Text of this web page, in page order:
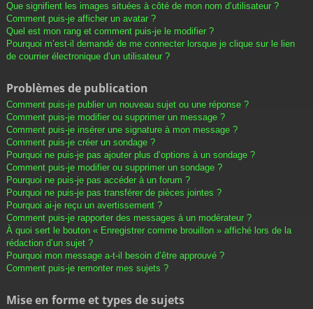
Que signifient les images situées à côté de mon nom d’utilisateur ?
Comment puis-je afficher un avatar ?
Quel est mon rang et comment puis-je le modifier ?
Pourquoi m’est-il demandé de me connecter lorsque je clique sur le lien
de courrier électronique d’un utilisateur ?
Problèmes de publication
Comment puis-je publier un nouveau sujet ou une réponse ?
Comment puis-je modifier ou supprimer un message ?
Comment puis-je insérer une signature à mon message ?
Comment puis-je créer un sondage ?
Pourquoi ne puis-je pas ajouter plus d’options à un sondage ?
Comment puis-je modifier ou supprimer un sondage ?
Pourquoi ne puis-je pas accéder à un forum ?
Pourquoi ne puis-je pas transférer de pièces jointes ?
Pourquoi ai-je reçu un avertissement ?
Comment puis-je rapporter des messages à un modérateur ?
À quoi sert le bouton « Enregistrer comme brouillon » affiché lors de la
rédaction d’un sujet ?
Pourquoi mon message a-t-il besoin d’être approuvé ?
Comment puis-je remonter mes sujets ?
Mise en forme et types de sujets